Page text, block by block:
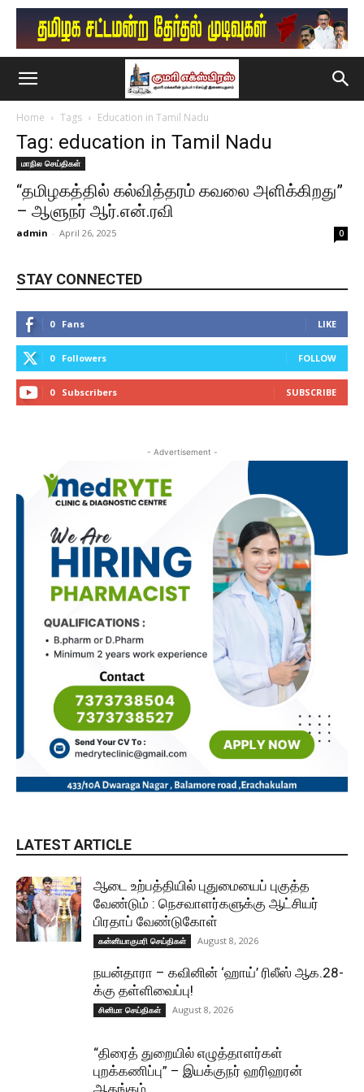
Home Tags Education in Tamil Nadu
Tag: education in Tamil Nadu
மாநில செய்திகள்
“தமிழகத்​தில் கல்​வித்​தரம் கவலை அளிக்​கிறது”
– ஆளுநர் ஆர்.என்.ரவி
admin - April 26, 2025 0
STAY CONNECTED
0 Fans LIKE
0 Followers FOLLOW
0 Subscribers SUBSCRIBE
- Advertisement -
LATEST ARTICLE
ஆடை உற்பத்தியில் புதுமையைப் புகுத்த
வேண்டும் : நெசவாளர்களுக்கு ஆட்சியர்
பிரதாப் வேண்டுகோள்
கன்னியாகுமரி செய்திகள் August 8, 2026
நயன்தாரா – கவினின் ‘ஹாய்’ ரிலீஸ் ஆக.28-
க்கு தள்ளிவைப்பு!
சினிமா செய்திகள் August 8, 2026
“திரைத் துறையில் எழுத்தாளர்கள்
புறக்கணிப்பு” – இயக்குநர் ஹரிஹரன்
ஆதங்கம்